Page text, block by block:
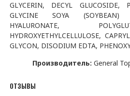
GLYCERIN, DECYL GLUCOSIDE,
GLYCINE SOYA (SOYBEAN)
HYALURONATE,
HYDROXYETHYLCELLULOSE,
GLYCON, DISODIUM EDTA,
Производитель:General
ОТЗЫВЫ